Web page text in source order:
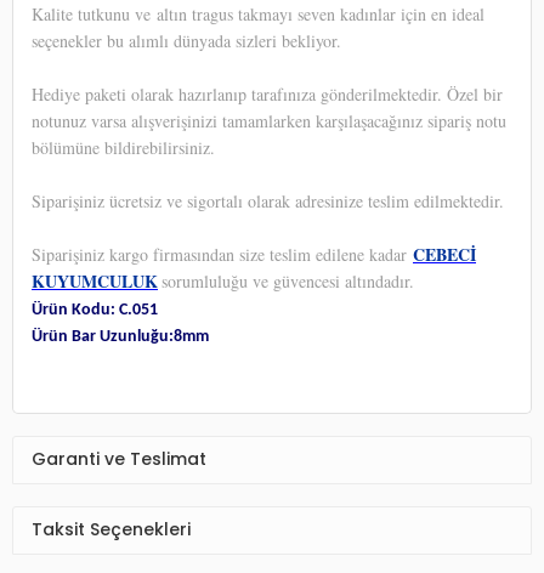
Kalite tutkunu ve altın tragus takmayı seven kadınlar için en ideal
seçenekler bu alımlı dünyada sizleri bekliyor.
Hediye paketi olarak hazırlanıp tarafınıza gönderilmektedir. Özel bir
notunuz varsa alışverişinizi tamamlarken karşılaşacağınız sipariş notu
bölümüne bildirebilirsiniz.
Siparişiniz ücretsiz ve sigortalı olarak adresinize teslim edilmektedir.
Siparişiniz kargo firmasından size teslim edilene kadar CEBECİ
KUYUMCULUKsorumluluğu ve güvencesi altındadır.
Ürün Kodu: C.051
Ürün Bar Uzunluğu:8mm
Garanti ve Teslimat
Taksit Seçenekleri